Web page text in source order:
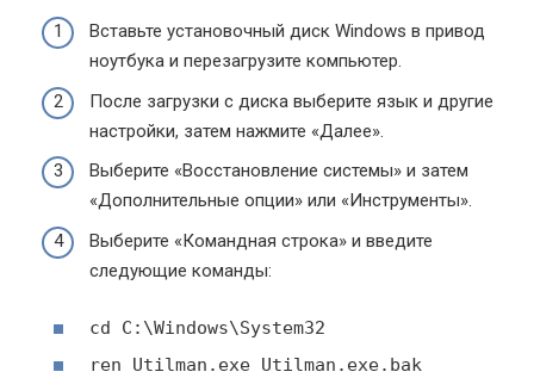
Вставьте установочный диск Windows в привод
ноутбука и перезагрузите компьютер.
После загрузки с диска выберите язык и другие
настройки, затем нажмите «Далее».
Выберите «Восстановление системы» и затем
«Дополнительные опции» или «Инструменты».
Выберите «Командная строка» и введите
следующие команды:
cd C:\Windows\System32
ren Utilman.exe Utilman.exe.bak